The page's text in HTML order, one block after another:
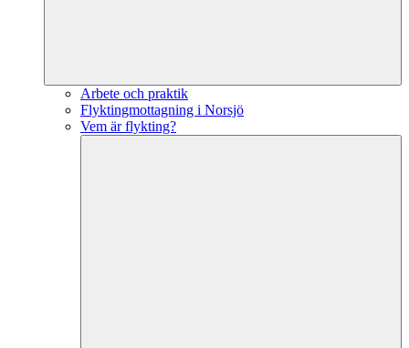
Arbete och praktik
Flyktingmottagning i Norsjö
Vem är flykting?